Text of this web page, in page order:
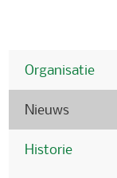
Organisatie
Nieuws
Historie